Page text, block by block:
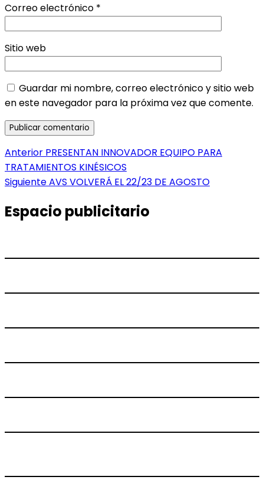
Correo electrónico *
Sitio web
Guardar mi nombre, correo electrónico y sitio web
en este navegador para la próxima vez que comente.
Navegación
de
Anterior Entrada
anterior:
PRESENTAN INNOVADOR EQUIPO PARA
TRATAMIENTOS KINÉSICOS
SiguienteEntrada
AVS VOLVERÁ EL 22/23 DE AGOSTO
Espacio publicitario